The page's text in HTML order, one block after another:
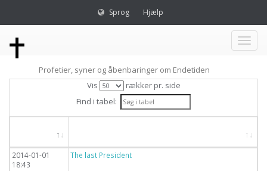
Sprog Hjælp
Toggle
Profetier, syner og åbenbaringer om Endetiden
Vis
rækker pr. side
Find i tabel:
2014-01-01
18:43
The last President